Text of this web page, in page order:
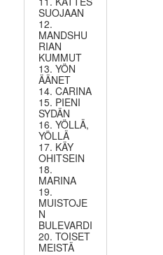
SUOJAAN
12.
MANDSHU
RIAN
KUMMUT
13. YÖN
ÄÄNET
14. CARINA
15. PIENI
SYDÄN
16. YÖLLÄ,
YÖLLÄ
17. KÄY
OHITSEIN
18.
MARINA
19.
MUISTOJE
N
BULEVARDI
20. TOISET
MEISTÄ